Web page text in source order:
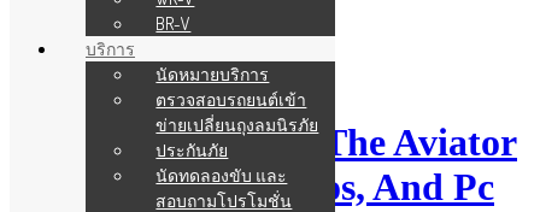
How To Download The Aviator
App On Android, Ios, And Pc
BR-V
บริการ
นัดหมายบริการ
ตรวจสอบรถยนต์เข้า
ข่ายเปลี่ยนถุงลมนิรภัย
ประกันภัย
นัดทดลองขับ และ
สอบถามโปรโมชั่น